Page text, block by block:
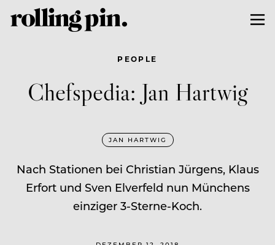
PEOPLE
Chefspedia: Jan Hartwig
JAN HARTWIG
Nach Stationen bei Christian Jürgens, Klaus
Erfort und Sven Elverfeld nun Münchens
einziger 3-Sterne-Koch.